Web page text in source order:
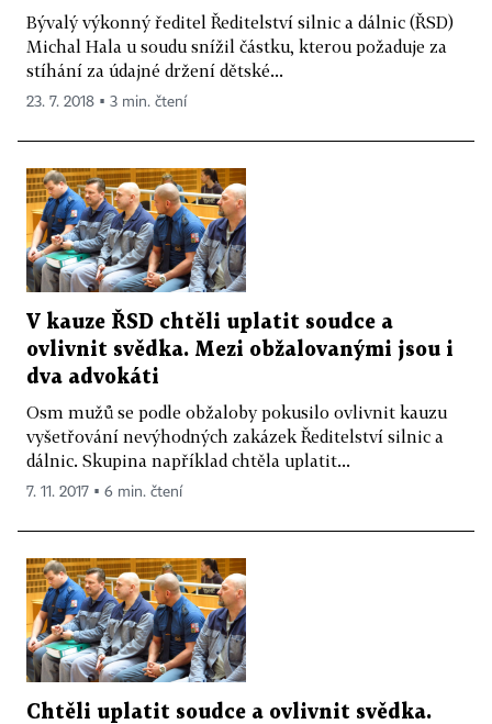
Bývalý výkonný ředitel Ředitelství silnic a dálnic (ŘSD)
Michal Hala u soudu snížil částku, kterou požaduje za
stíhání za údajné držení dětské...
23. 7. 2018 ▪ 3 min. čtení
V kauze ŘSD chtěli uplatit soudce a
ovlivnit svědka. Mezi obžalovanými jsou i
dva advokáti
Osm mužů se podle obžaloby pokusilo ovlivnit kauzu
vyšetřování nevýhodných zakázek Ředitelství silnic a
dálnic. Skupina například chtěla uplatit...
7. 11. 2017 ▪ 6 min. čtení
Chtěli uplatit soudce a ovlivnit svědka.